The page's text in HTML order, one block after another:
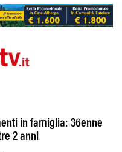
in famiglia: 36enne
2 anni